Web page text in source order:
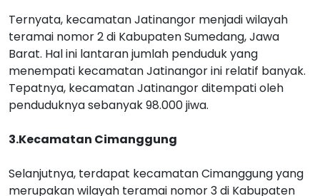
Ternyata, kecamatan Jatinangor menjadi wilayah
teramai nomor 2 di Kabupaten Sumedang, Jawa
Barat. Hal ini lantaran jumlah penduduk yang
menempati kecamatan Jatinangor ini relatif banyak.
Tepatnya, kecamatan Jatinangor ditempati oleh
penduduknya sebanyak 98.000 jiwa.
3.Kecamatan Cimanggung
Selanjutnya, terdapat kecamatan Cimanggung yang
merupakan wilayah teramai nomor 3 di Kabupaten